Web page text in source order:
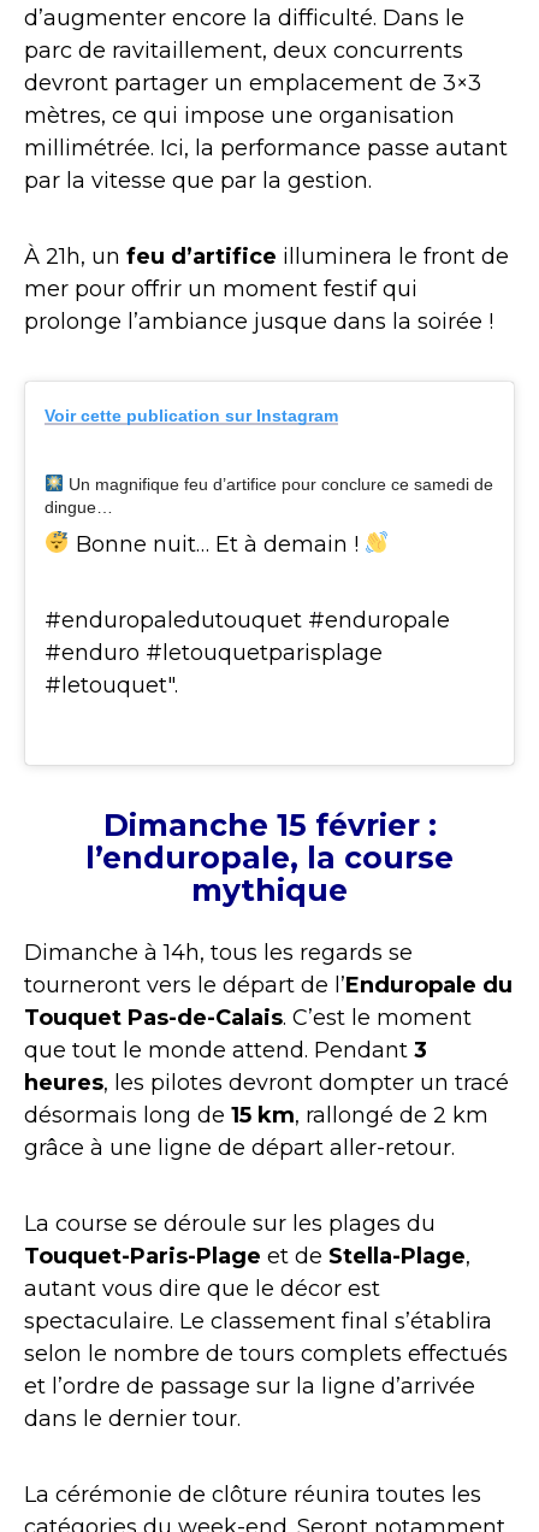
d’augmenter encore la difficulté. Dans le
parc de ravitaillement, deux concurrents
devront partager un emplacement de 3×3
mètres, ce qui impose une organisation
millimétrée. Ici, la performance passe autant
par la vitesse que par la gestion.
À 21h, un feu d’artifice illuminera le front de
mer pour offrir un moment festif qui
prolonge l’ambiance jusque dans la soirée !
Voir cette publication sur Instagram
Un magnifique feu d’artifice pour conclure ce samedi de
dingue…
Bonne nuit… Et à demain !
#enduropaledutouquet #enduropale
#enduro #letouquetparisplage
#letouquet".
Dimanche 15 février :
l’enduropale, la course
mythique
Dimanche à 14h, tous les regards se
tourneront vers le départ de l’Enduropale du
Touquet Pas-de-Calais. C’est le moment
que tout le monde attend. Pendant 3
heures, les pilotes devront dompter un tracé
désormais long de 15 km, rallongé de 2 km
grâce à une ligne de départ aller-retour.
La course se déroule sur les plages du
Touquet-Paris-Plage et de Stella-Plage,
autant vous dire que le décor est
spectaculaire. Le classement final s’établira
selon le nombre de tours complets effectués
et l’ordre de passage sur la ligne d’arrivée
dans le dernier tour.
La cérémonie de clôture réunira toutes les